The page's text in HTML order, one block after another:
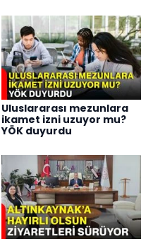
Uluslararası mezunlara
ikamet izni uzuyor mu?
YÖK duyurdu